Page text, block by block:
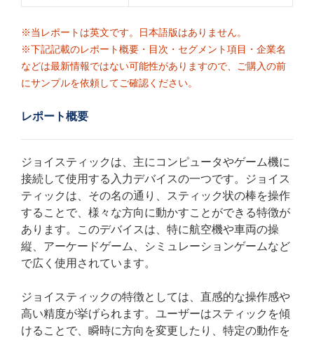
※当レポートは英文です。日本語版はありません。
※下記記載のレポート概要・目次・セグメント項目・企業名
などは最新情報ではない可能性がありますので、ご購入の前
にサンプルを依頼してご確認ください。
レポート概要
ジョイスティックは、主にコンピュータやゲーム機に
接続して使用する入力デバイスの一つです。ジョイス
ティックは、その名の通り、スティック状の棒を操作
することで、様々な方向に動かすことができる特徴が
あります。このデバイスは、特に航空機や車両の操
縦、アーケードゲーム、シミュレーションゲームなど
で広く使用されています。
ジョイスティックの特徴としては、直感的な操作感や
高い精度が挙げられます。ユーザーはスティックを傾
けることで、瞬時に方向を変更したり、特定の動作を